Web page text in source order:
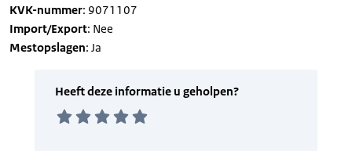
KVK-nummer: 9071107
Import/Export: Nee
Mestopslagen: Ja